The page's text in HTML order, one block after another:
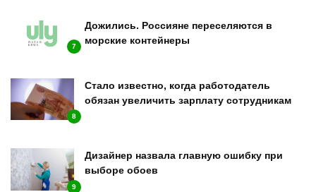
7
Дожились. Россияне переселяются в
морские контейнеры
8
Стало известно, когда работодатель
обязан увеличить зарплату сотрудникам
9
Дизайнер назвала главную ошибку при
выборе обоев